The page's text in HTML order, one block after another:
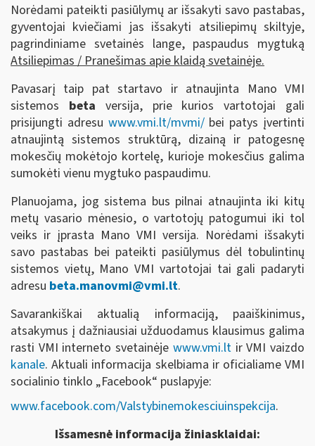
Norėdami pateikti pasiūlymų ar išsakyti savo pastabas,
gyventojai kviečiami jas išsakyti atsiliepimų skiltyje,
pagrindiniame svetainės lange, paspaudus mygtuką
Atsiliepimas / Pranešimas apie klaidą svetainėje.
Pavasarį taip pat startavo ir atnaujinta Mano VMI
sistemos beta versija, prie kurios vartotojai gali
prisijungti adresu www.vmi.lt/mvmi/bei patys įvertinti
atnaujintą sistemos struktūrą, dizainą ir patogesnę
mokesčių mokėtojo kortelę, kurioje mokesčius galima
sumokėti vienu mygtuko paspaudimu.
Planuojama, jog sistema bus pilnai atnaujinta iki kitų
metų vasario mėnesio, o vartotojų patogumui iki tol
veiks ir įprasta Mano VMI versija. Norėdami išsakyti
savo pastabas bei pateikti pasiūlymus dėl tobulintinų
sistemos vietų, Mano VMI vartotojai tai gali padaryti
adresu beta.manovmi@vmi.lt.
Savarankiškai aktualią informaciją, paaiškinimus,
atsakymus į dažniausiai užduodamus klausimus galima
rasti VMI interneto svetainėje www.vmi.ltir VMI vaizdo
kanale. Aktuali informacija skelbiama ir oficialiame VMI
socialinio tinklo „Facebook“ puslapyje:
www.facebook.com/Valstybinemokesciuinspekcija.
Išsamesnė informacija žiniasklaidai: